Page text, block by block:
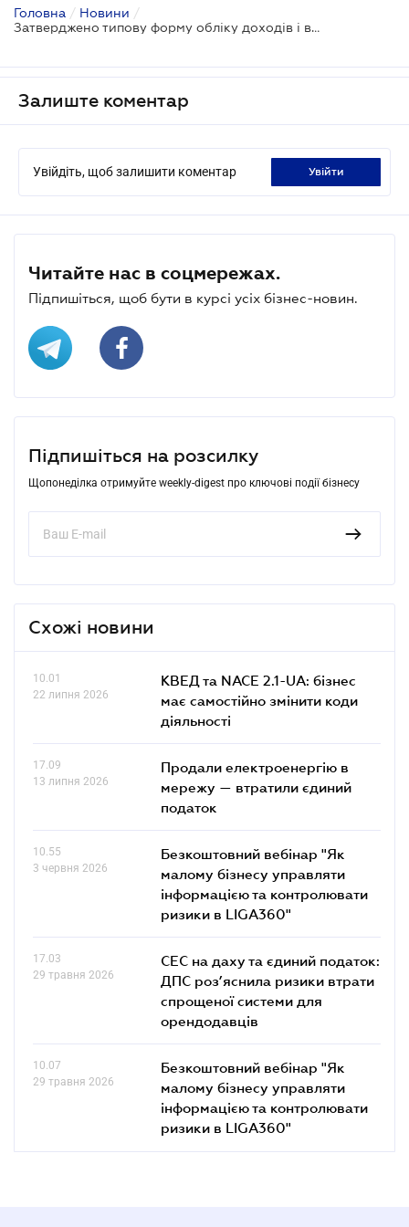
Головна / Новини /
Затверджено типову форму обліку доходів і витрат ФОП та самозайнятих осіб
Залиште коментар
Увійдіть, щоб залишити коментар увійти
Читайте нас в соцмережах.
Підпишіться, щоб бути в курсі усіх бізнес-новин.
Підпишіться на розсилку
Щопонеділка отримуйте weekly-digest про ключові події бізнесу
Схожі новини
10.01
22 липня 2026
КВЕД та NACE 2.1-UA: бізнес
має самостійно змінити коди
діяльності
17.09
13 липня 2026
Продали електроенергію в
мережу — втратили єдиний
податок
10.55
3 червня 2026
Безкоштовний вебінар "Як
малому бізнесу управляти
інформацією та контролювати
ризики в LIGA360"
17.03
29 травня 2026
СЕС на даху та єдиний податок:
ДПС роз’яснила ризики втрати
спрощеної системи для
орендодавців
10.07
29 травня 2026
Безкоштовний вебінар "Як
малому бізнесу управляти
інформацією та контролювати
ризики в LIGA360"